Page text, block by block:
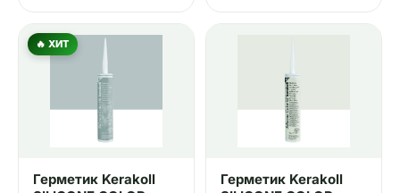
🔥 ХИТ
Герметик Kerakoll
Герметик Kerakoll